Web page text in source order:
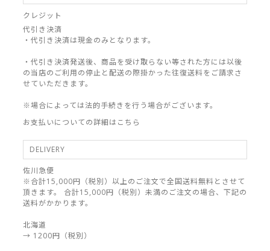
クレジット
代引き決済
・代引き決済は現金のみとなります。
・代引き決済発送後、商品を受け取らない等された方には以後
の当店のご利用の停止と配送の際掛かった往復送料をご請求さ
せていただきます。
※場合によっては法的手続きを行う場合がございます。
お支払いについての詳細はこちら
DELIVERY
佐川急便
※合計15,000円（税別）以上のご注文で全国送料無料とさせて
頂きます。 合計15,000円（税別）未満のご注文の場合、下記の
送料がかかります。
北海道
→ 1200円（税別）